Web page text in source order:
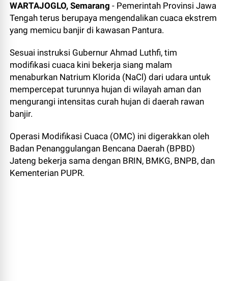
WARTAJOGLO, Semarang- Pemerintah Provinsi Jawa
Tengah terus berupaya mengendalikan cuaca ekstrem
yang memicu banjir di kawasan Pantura.
Sesuai instruksi Gubernur Ahmad Luthfi, tim
modifikasi cuaca kini bekerja siang malam
menaburkan Natrium Klorida (NaCl) dari udara untuk
mempercepat turunnya hujan di wilayah aman dan
mengurangi intensitas curah hujan di daerah rawan
banjir.
Operasi Modifikasi Cuaca (OMC) ini digerakkan oleh
Badan Penanggulangan Bencana Daerah (BPBD)
Jateng bekerja sama dengan BRIN, BMKG, BNPB, dan
Kementerian PUPR.